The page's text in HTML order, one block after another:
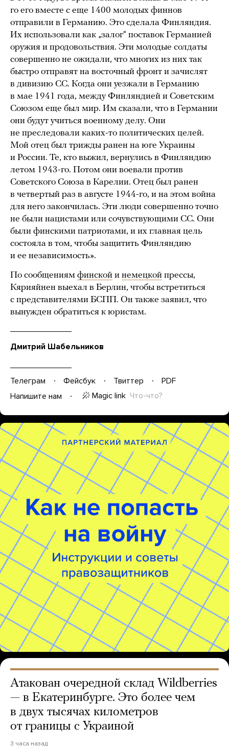
го его вместе с еще 1400 молодых финнов
отправили в Германию. Это сделала Финляндия.
Их использовали как „залог“ поставок Германией
оружия и продовольствия. Эти молодые солдаты
совершенно не ожидали, что многих из них так
быстро отправят на восточный фронт и зачислят
в дивизию СС. Когда они уезжали в Германию
в мае 1941 года, между Финляндией и Советским
Союзом еще был мир. Им сказали, что в Германии
они будут учиться военному делу. Они
не преследовали каких-то политических целей.
Мой отец был трижды ранен на юге Украины
и России. Те, кто выжил, вернулись в Финляндию
летом 1943-го. Потом они воевали против
Советского Союза в Карелии. Отец был ранен
в четвертый раз в августе 1944-го, и на этом война
для него закончилась. Эти люди совершенно точно
не были нацистами или сочувствующими СС. Они
были финскими патриотами, и их главная цель
состояла в том, чтобы защитить Финляндию
и ее независимость».
По сообщениям финской и немецкой прессы,
Кярияйнен выехал в Берлин, чтобы встретиться
с представителями БСПП. Он также заявил, что
вынужден обратиться к юристам.
Дмитрий Шабельников
Телеграм Фейсбук Твиттер
PDF
Напишите нам
Magic link Что-что?
Атакован очередной склад Wildberries
— в Екатеринбурге. Это более чем
в двух тысячах километров
от границы с Украиной
3 часа назад